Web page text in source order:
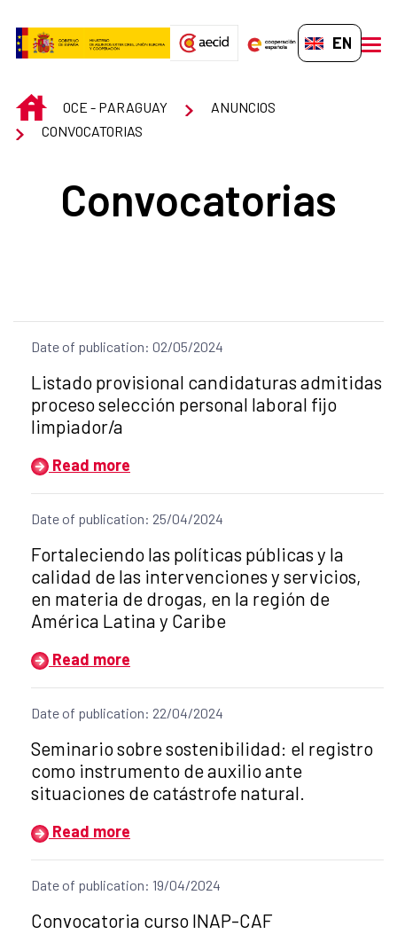
EN-GB
INICIOOCE - PARAGUAY
ANUNCIOS
CONVOCATORIAS
Convocatorias
Date of publication: 02/05/2024
Title of the announcement:
Listado provisional candidaturas admitidas
proceso selección personal laboral fijo
limpiador/a
Read more
Date of publication: 25/04/2024
Title of the announcement:
Fortaleciendo las políticas públicas y la
calidad de las intervenciones y servicios,
en materia de drogas, en la región de
América Latina y Caribe
Read more
Date of publication: 22/04/2024
Title of the announcement:
Seminario sobre sostenibilidad: el registro
como instrumento de auxilio ante
situaciones de catástrofe natural.
Read more
Date of publication: 19/04/2024
Title of the announcement:
Convocatoria curso INAP-CAF